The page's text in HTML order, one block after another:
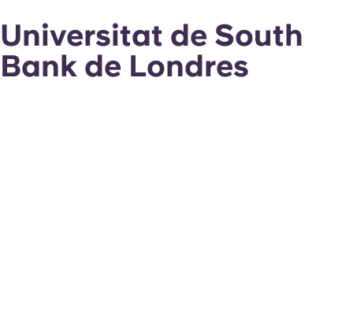
Universitat de South
Bank de Londres